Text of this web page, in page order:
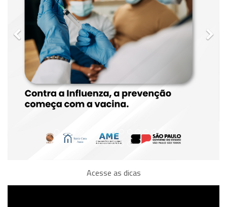
Acesse as dicas